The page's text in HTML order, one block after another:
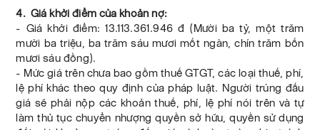
4. Giá khởi điểm của khoản nợ:
- Giá khởi điểm: 13.113.361.946 đ (Mười ba tỷ, một trăm
mười ba triệu, ba trăm sáu mươi mốt ngàn, chín trăm bốn
mươi sáu đồng).
- Mức giá trên chưa bao gồm thuế GTGT, các loại thuế, phí,
lệ phí khác theo quy định của pháp luật. Người trúng đấu
giá sẽ phải nộp các khoản thuế, phí, lệ phí nói trên và tự
làm thủ tục chuyển nhượng quyền sở hữu, quyền sử dụng